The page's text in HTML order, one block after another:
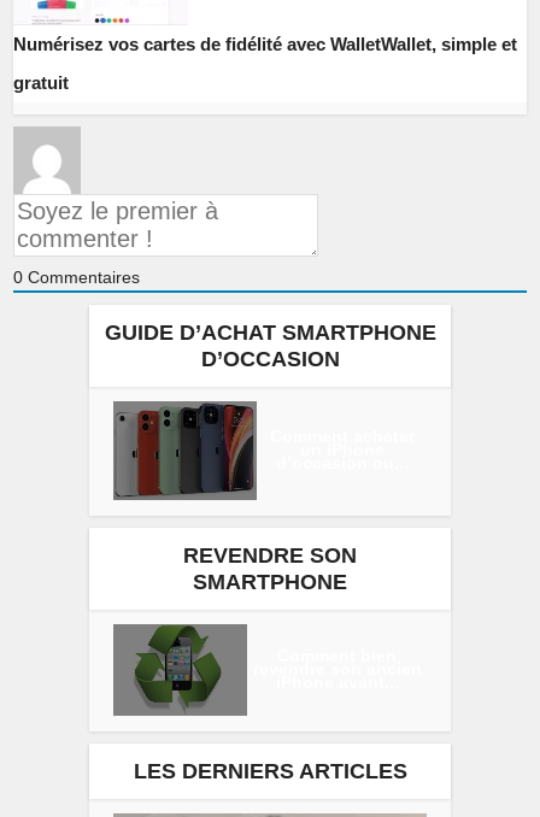
Numérisez vos cartes de fidélité avec WalletWallet, simple et
gratuit
0 Commentaires
GUIDE D’ACHAT SMARTPHONE
D’OCCASION
REVENDRE SON
SMARTPHONE
LES DERNIERS ARTICLES